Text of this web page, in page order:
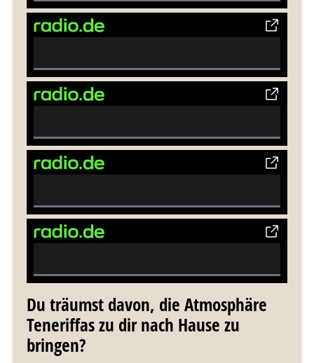
0%
Complete
0%
Complete
0%
Complete
0%
Complete
0%
Complete
Du träumst davon, die Atmosphäre
Teneriffas zu dir nach Hause zu
bringen?